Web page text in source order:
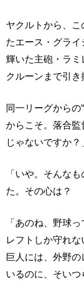
ヤクルトから、
たエース・グラ
輝いた主砲・ラミ
クルーンまで引き
同一リーグからの
からこそ。落合
じゃないですか？
「いや。そんな
た。その心は？
「あのね、野球
レフトしか守れな
巨人には、外野
いるのに、そいつ